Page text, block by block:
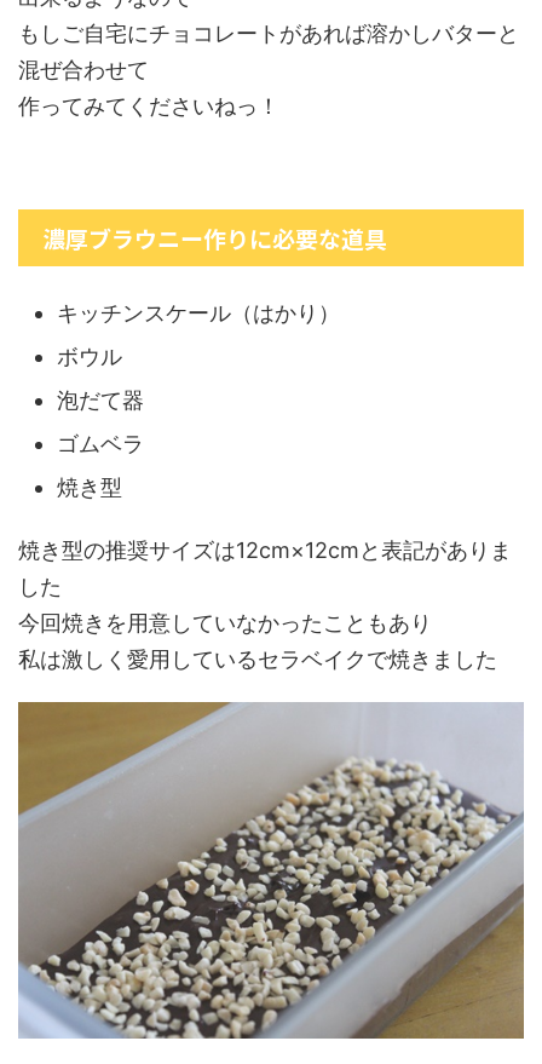
もしご自宅にチョコレートがあれば溶かしバターと
混ぜ合わせて
作ってみてくださいねっ！
濃厚ブラウニー作りに必要な道具
キッチンスケール（はかり）
ボウル
泡だて器
ゴムベラ
焼き型
焼き型の推奨サイズは12cm×12cmと表記がありま
した
今回焼きを用意していなかったこともあり
私は激しく愛用しているセラベイクで焼きました